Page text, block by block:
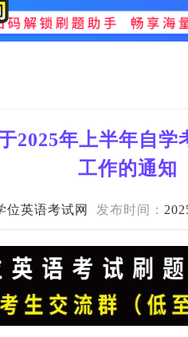
2025年上半年自
工作的通知
位英语考试网 发布时间：